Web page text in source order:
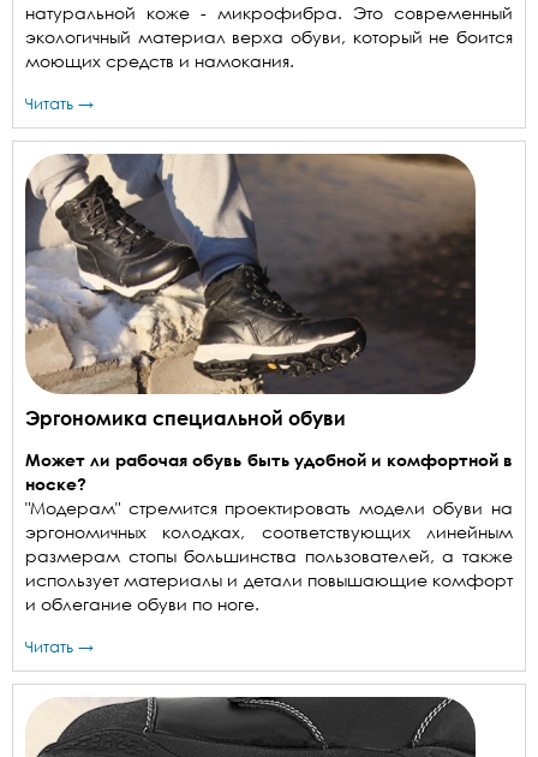
натуральной коже - микрофибра. Это современный
экологичный материал верха обуви, который не боится
моющих средств и намокания.
Читать →
Эргономика специальной обуви
Может ли рабочая обувь быть удобной и комфортной в
носке?
"Модерам" стремится проектировать модели обуви на
эргономичных колодках, соответствующих линейным
размерам стопы большинства пользователей, а также
использует материалы и детали повышающие комфорт
и облегание обуви по ноге.
Читать →